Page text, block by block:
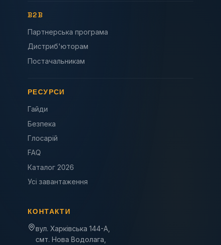
B2B
Партнерська програма
Дистриб'юторам
Постачальникам
РЕСУРСИ
Гайди
Безпека
Глосарій
FAQ
Каталог 2026
Усі завантаження
КОНТАКТИ
вул. Харківська 144-А,
смт. Нова Водолага,